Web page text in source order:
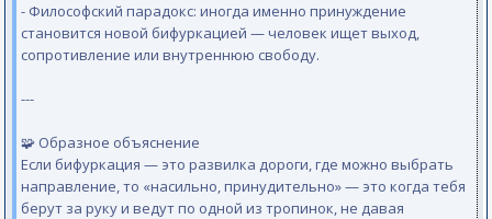
- Философский парадокс: иногда именно принуждение
становится новой бифуркацией — человек ищет выход,
сопротивление или внутреннюю свободу.
---
🧩 Образное объяснение
Если бифуркация — это развилка дороги, где можно выбрать
направление, то «насильно, принудительно» — это когда тебя
берут за руку и ведут по одной из тропинок, не давая